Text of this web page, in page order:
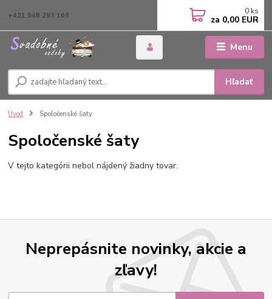
Menu
Hľadať
+421 948 293 169 0 ks
za 0,00 EUR
Úvod Spoločenské šaty
Spoločenské šaty
V tejto kategórii nebol nájdený žiadny tovar.
Neprepásnite novinky, akcie a
zľavy!